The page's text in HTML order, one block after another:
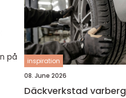
på
inspiration
08. June 2026
Däckverkstad varberg